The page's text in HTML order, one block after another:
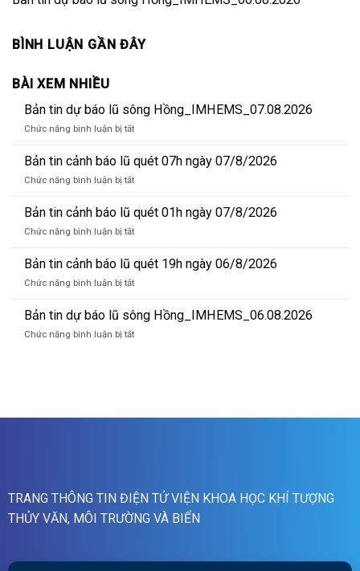
BÌNH LUẬN GẦN ĐÂY
BÀI XEM NHIỀU
Bản tin dự báo lũ sông Hồng_IMHEMS_07.08.2026
Chức năng bình luận bị tắtở
tin
dự
báo
sông
Hồng_IMHEMS_07.08.2026
Bản tin cảnh báo lũ quét 07h ngày 07/8/2026
Chức năng bình luận bị tắtở
tin
cảnh
báo
quét
07h
07/8/2026
Bản tin cảnh báo lũ quét 01h ngày 07/8/2026
Chức năng bình luận bị tắtở
tin
cảnh
báo
quét
01h
Bản tin cảnh báo lũ quét 19h ngày 06/8/2026
Chức năng bình luận bị tắtở
tin
cảnh
báo
Bản tin dự báo lũ sông Hồng_IMHEMS_06.08.2026
Chức năng bình luận bị tắtở
sông
TRANG THÔNG TIN ĐIỆN TỬ VIỆN KHOA HỌC KHÍ TƯỢNG
THỦY VĂN, MÔI TRƯỜNG VÀ BIỂN